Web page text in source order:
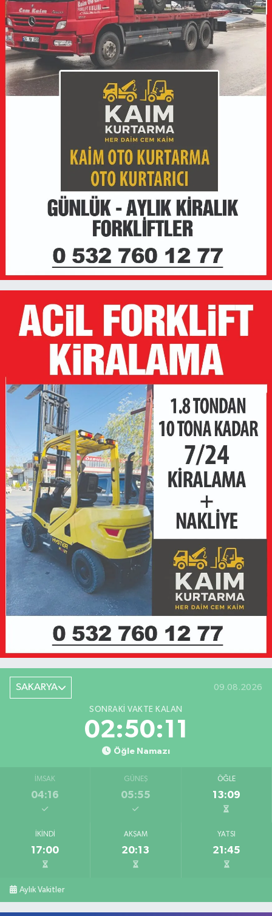
SAKARYA 09.08.2026
SONRAKI VAKTE KALAN
02:50:11
Öğle Namazı
İMSAK
04:16
GÜNEŞ
05:55
ÖĞLE
13:09
İKINDI
17:00
AKŞAM
20:13
YATSI
21:45
Aylık Vakitler